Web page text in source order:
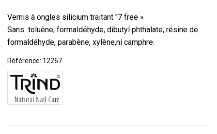
(2 avis)
Vernis à ongles silicium traitant "7 free »
Sans toluène, formaldéhyde, dibutyl phthalate, résine de
formaldéhyde, parabène, xylène,ni camphre.
Référence: 12267